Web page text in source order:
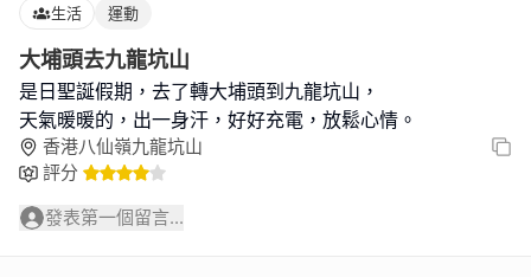
生活 運動
大埔頭去九龍坑山
是日聖誕假期，去了轉大埔頭到九龍坑山，
天氣暖暖的，出一身汗，好好充電，放鬆心情。
香港八仙嶺九龍坑山
評分
發表第一個留言...